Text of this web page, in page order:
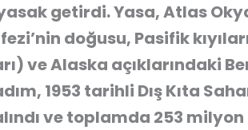
getirdi. Yasa,Atlas
doğusu, Pasifik
veAlaska açıklarındaki
1953 tarihli Dış Kıta
ve toplamda 253